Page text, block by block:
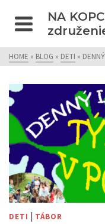
NA
HOME » BLOG » DETI »
DETI | TÁBOR